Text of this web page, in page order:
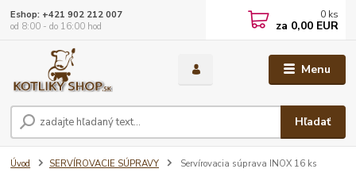
Menu
Hľadať
Eshop: +421 902 212 007
od 8:00 - do 16:00 hod
0 ks
za 0,00 EUR
Úvod SERVÍROVACIE SÚPRAVY Servírovacia súprava INOX 16 ks